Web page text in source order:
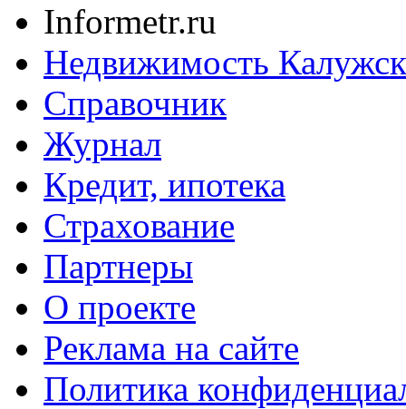
Informetr.ru
Недвижимость
Справочник
Журнал
Кредит, ипотека
Страхование
Партнеры
O проекте
Реклама на сайте
Политика